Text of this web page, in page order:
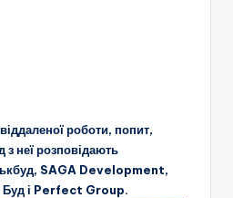
роботи, попит,
з неї розповідають
SAGA Development,
Буд і Perfect Group.